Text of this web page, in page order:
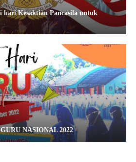
hari Kesaktian Pancasila untuk
NASIONAL 2022